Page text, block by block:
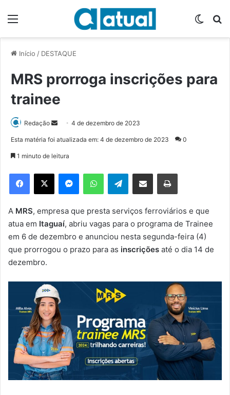
Início / DESTAQUE
MRS prorroga inscrições para
trainee
Redação
d
e
m
e
-
m
a
4 de dezembro de 2023
Esta matéria foi atualizada em: 4 de dezembro de 2023 0
1 minuto de leitura
Telegram
A MRS, empresa que presta serviços ferroviários e que
atua em Itaguaí, abriu vagas para o programa de Trainee
em 6 de dezembro e anunciou nesta segunda-feira (4)
que prorrogou o prazo para as inscrições até o dia 14 de
dezembro.